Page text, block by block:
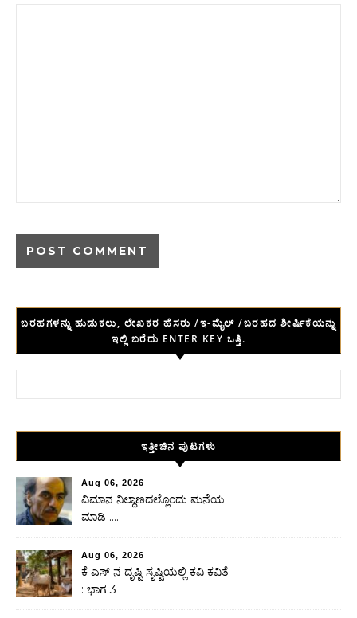
ಬರಹಗಳನ್ನು ಹುಡುಕಲು, ಲೇಖಕರ ಹೆಸರು /ಇ-ಮೈಲ್ /ಬರಹದ ಶೀರ್ಷಿಕೆಯನ್ನು
ಇಲ್ಲಿ ಬರೆದು ENTER KEY ಒತ್ತಿ.
ಇತ್ತೀಚಿನ ಪುಟಗಳು
Aug 06, 2026
ವಿಮಾನ ನಿಲ್ದಾಣದಲ್ಲೊಂದು ಮನೆಯ
ಮಾಡಿ ….
Aug 06, 2026
ಕೆ ಎಸ್ ನ ದೃಷ್ಟಿ ಸೃಷ್ಟಿಯಲ್ಲಿ ಕವಿ ಕವಿತೆ
: ಭಾಗ 3